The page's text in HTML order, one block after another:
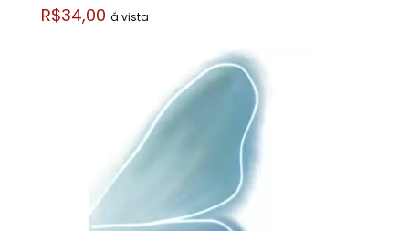
R$34,00 á vista